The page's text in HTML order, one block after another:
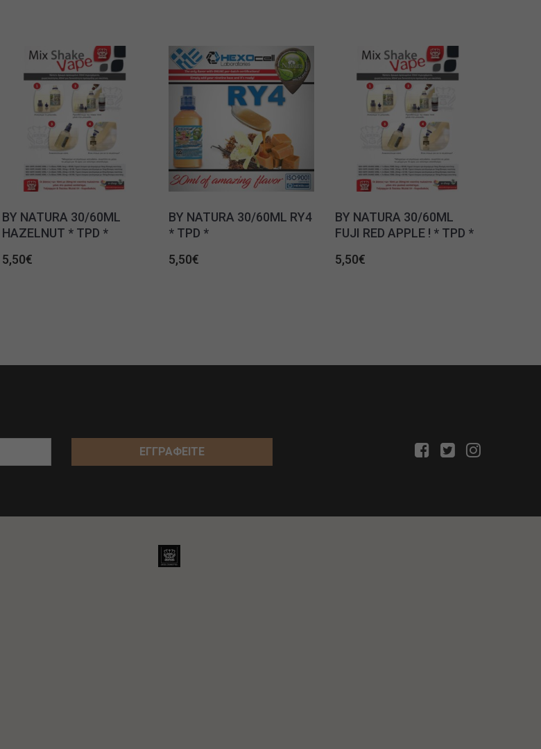
BY NATURA 30/60ML
HAZELNUT * TPD *
5,50€
BY NATURA 30/60ML RY4
* TPD *
5,50€
BY NATURA 30/60ML
FUJI RED APPLE ! * TPD *
5,50€